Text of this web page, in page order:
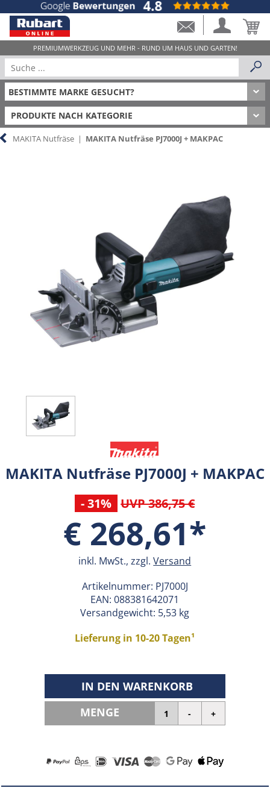
PRODUKTE NACH KATEGORIE
MAKITA Nutfräse | MAKITA Nutfräse PJ7000J + MAKPAC
MAKITA Nutfräse PJ7000J + MAKPAC
- 31% UVP 386,75 €
€ 268,61*
inkl. MwSt., zzgl.Versand
Artikelnummer: PJ7000J
EAN:088381642071
Versandgewicht: 5,53 kg
Lieferung in 10-20 Tagen¹
IN DEN WARENKORB
MENGE